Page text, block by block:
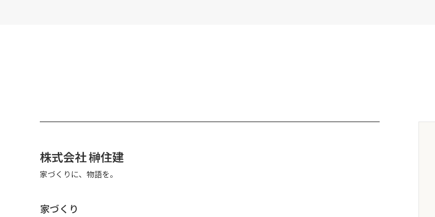
株式会社 榊住建
家づくりに、物語を。
家づくり